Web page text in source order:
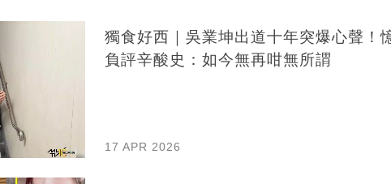
獨食好西｜吳業坤出道十年突爆心聲！
負評辛酸史：如今無再咁無所謂
17 APR 2026